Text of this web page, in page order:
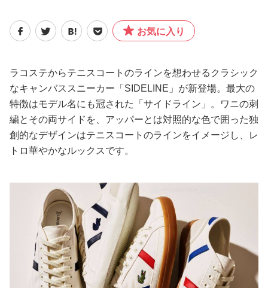
ライフスタイル
ファッション
恋愛/結婚/離婚
美容/健康
妊娠/出産/家族
ココロ/カラダ
グルメ
お気に入り
ラコステからテニスコートのラインを想わせるクラシック
なキャンバススニーカー「SIDELINE」が新登場。最大の
特徴はモデル名にも冠された「サイドライン」。ワニの刺
繍とその両サイドを、アッパーとは対照的な色で囲った独
創的なデザインはテニスコートのラインをイメージし、レ
トロ華やかなルックスです。